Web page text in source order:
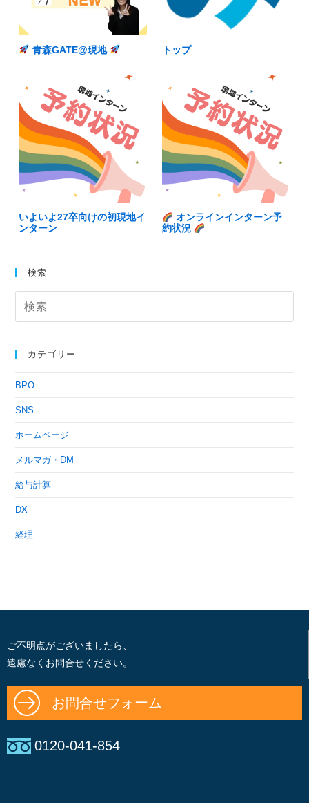
青森GATE@現地 トップ
いよいよ27卒向けの初現地イ
ンターン
オンラインインターン予
約状況
検索
カテゴリー
BPO
SNS
ホームページ
メルマガ・DM
給与計算
DX
経理
ご不明点がございましたら、
遠慮なくお問合せください。
お問合せフォーム
0120-041-854